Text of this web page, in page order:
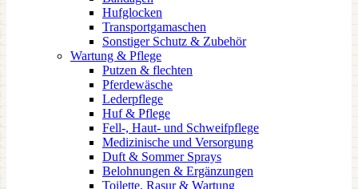
Hufglocken
Transportgamaschen
Sonstiger Schutz & Zubehör
Wartung & Pflege
Putzen & flechten
Pferdewäsche
Lederpflege
Huf & Pflege
Fell-, Haut- und Schweifpflege
Medizinische und Versorgung
Duft & Sommer Sprays
Belohnungen & Ergänzungen
Toilette, Rasur & Wartung